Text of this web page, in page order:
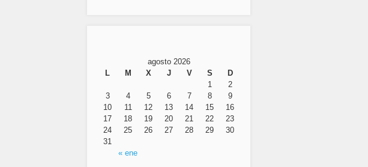
agosto 2026
L
M X J V S D
« ene
1
2
3
4 5 6 7 8
9
10
11 12 13 14 15
16
17
18 19 20 21 22
23
24
25 26 27 28 29
30
31